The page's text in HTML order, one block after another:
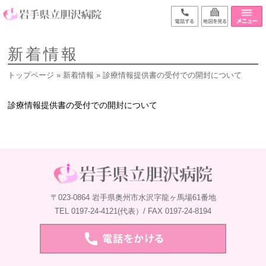
新着情報
トップページ » 新着情報 » 診療情報提供書の受付での開封について
診療情報提供書の受付での開封について
〒023-0864 岩手県奥州市水沢字龍ヶ馬場61番地
TEL 0197-24-4121(代表）/ FAX 0197-24-8194